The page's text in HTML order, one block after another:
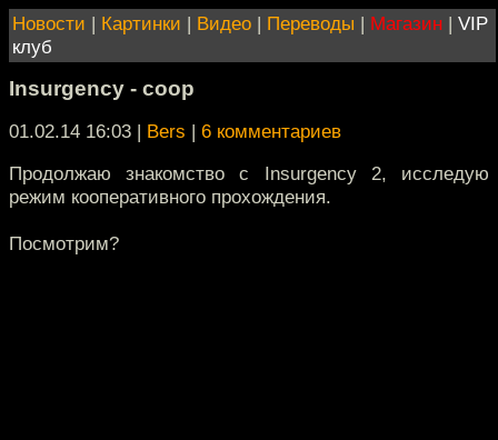
Новости | Картинки | Видео | Переводы | Магазин | VIP
клуб
Insurgency - coop
01.02.14 16:03 | Bers | 6 комментариев
Продолжаю знакомство с Insurgency 2, исследую
режим кооперативного прохождения.
Посмотрим?